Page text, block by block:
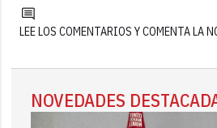
LEE LOS COMENTARIOS Y COMENTA LA
NOVEDADES